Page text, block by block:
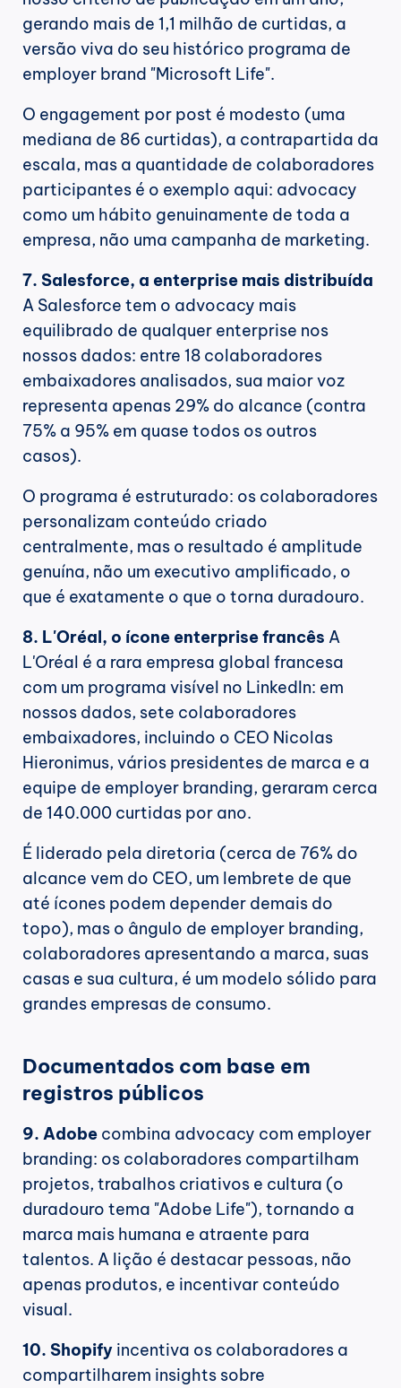
gerando mais de 1,1 milhão de curtidas, a
versão viva do seu histórico programa de
employer brand "Microsoft Life".
O engagement por post é modesto (uma
mediana de 86 curtidas), a contrapartida da
escala, mas a quantidade de colaboradores
participantes é o exemplo aqui: advocacy
como um hábito genuinamente de toda a
empresa, não uma campanha de marketing.
7. Salesforce, a enterprise mais distribuída
A Salesforce tem o advocacy mais
equilibrado de qualquer enterprise nos
nossos dados: entre 18 colaboradores
embaixadores analisados, sua maior voz
representa apenas 29% do alcance (contra
75% a 95% em quase todos os outros
casos).
O programa é estruturado: os colaboradores
personalizam conteúdo criado
centralmente, mas o resultado é amplitude
genuína, não um executivo amplificado, o
que é exatamente o que o torna duradouro.
8. L'Oréal, o ícone enterprise francês A
L'Oréal é a rara empresa global francesa
com um programa visível no LinkedIn: em
nossos dados, sete colaboradores
embaixadores, incluindo o CEO Nicolas
Hieronimus, vários presidentes de marca e a
equipe de employer branding, geraram cerca
de 140.000 curtidas por ano.
É liderado pela diretoria (cerca de 76% do
alcance vem do CEO, um lembrete de que
até ícones podem depender demais do
topo), mas o ângulo de employer branding,
colaboradores apresentando a marca, suas
casas e sua cultura, é um modelo sólido para
grandes empresas de consumo.
Documentados com base em
registros públicos
9. Adobe combina advocacy com employer
branding: os colaboradores compartilham
projetos, trabalhos criativos e cultura (o
duradouro tema "Adobe Life"), tornando a
marca mais humana e atraente para
talentos. A lição é destacar pessoas, não
apenas produtos, e incentivar conteúdo
visual.
10. Shopify incentiva os colaboradores a
compartilharem insights sobre